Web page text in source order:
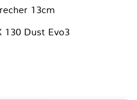
13cm
130 Dust Evo3